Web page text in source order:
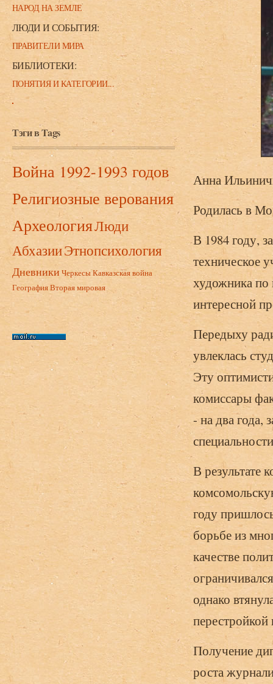
НАРОД НА ЗЕМЛЕ
ЛЮДИ И СОБЫТИЯ:
ПРАВИТЕЛИ МИРА
БИБЛИОТЕКИ:
ПОНЯТИЯ И КАТЕГОРИИ...
Тэги в Tags
Война 1992-1993 годов
Религиозные верования
АрхеологияЛюди
АбхазииЭтнопсихология
Дневники ЧеркесыКавказская война
ГеографияВторая мировая
Анна
Родилась в
В 1984 году,
техническое
художника по
интересной
Передыху
увлеклась
Эту
комиссары
- на два
В результате
году
борьбе из
качестве
однако
Получение
роста